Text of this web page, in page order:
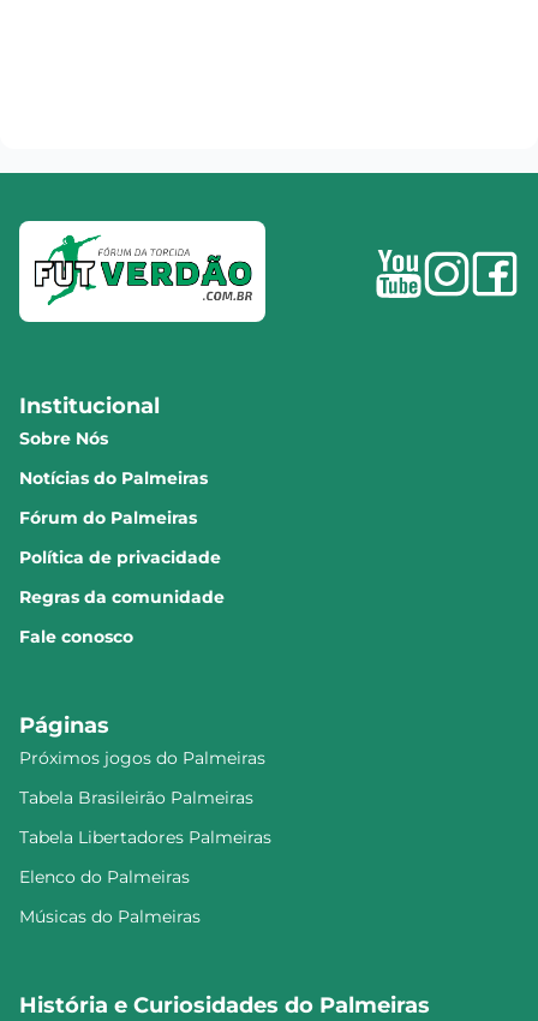
Institucional
Sobre Nós
Notícias do Palmeiras
Fórum do Palmeiras
Política de privacidade
Regras da comunidade
Fale conosco
Páginas
Próximos jogos do Palmeiras
Tabela Brasileirão Palmeiras
Tabela Libertadores Palmeiras
Elenco do Palmeiras
Músicas do Palmeiras
História e Curiosidades do Palmeiras